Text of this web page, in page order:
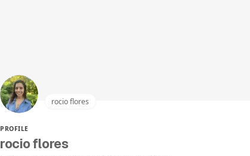
rocio flores
PROFILE
rocio flores